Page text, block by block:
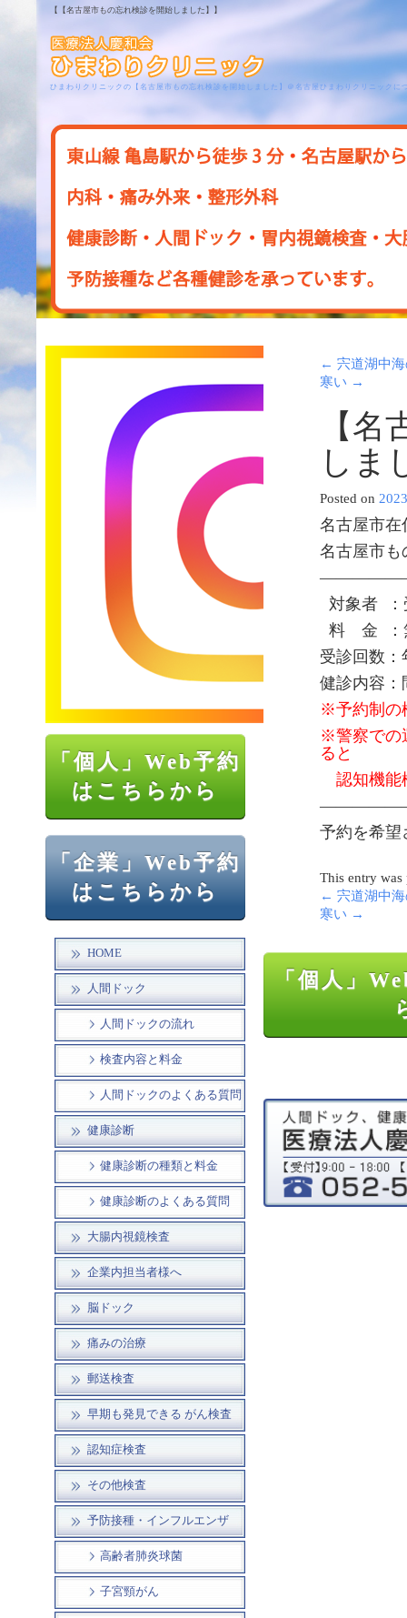
【【名古屋市もの忘れ検診を開始しました】】
ひまわりクリニックの【名古屋市もの忘れ検診を開始しました】＠名古屋ひまわりクリニックに
「個人」Web予約
はこちらから
「企業」Web予約
はこちらから
HOME
人間ドック
人間ドックの流れ
検査内容と料金
人間ドックのよくある質問
健康診断
健康診断の種類と料金
健康診断のよくある質問
大腸内視鏡検査
企業内担当者様へ
脳ドック
痛みの治療
郵送検査
早期も発見できる がん検査
認知症検査
その他検査
予防接種・インフルエンザ
高齢者肺炎球菌
子宮頸がん
← 宍道湖中
寒い →
【
しま
Posted on
名古屋市在
名古屋市も
対象者 ：
料 金 ：
受診回数：
健診内容：
※予約制の
※警察での
ると
認知機能
予約を希望
This entry
← 宍道湖中
寒い →
「個人」